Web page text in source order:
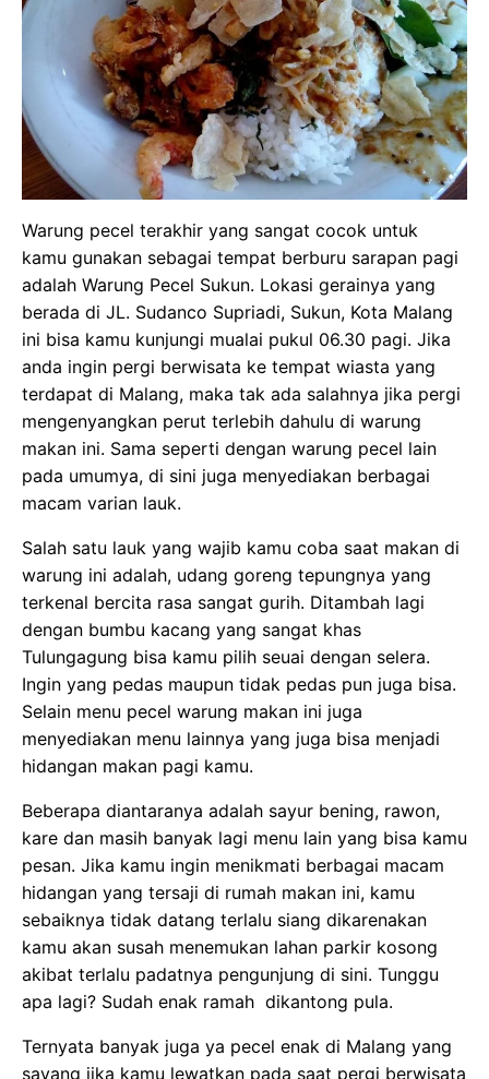
Warung pecel terakhir yang sangat cocok untuk
kamu gunakan sebagai tempat berburu sarapan pagi
adalah Warung Pecel Sukun. Lokasi gerainya yang
berada di JL. Sudanco Supriadi, Sukun, Kota Malang
ini bisa kamu kunjungi mualai pukul 06.30 pagi. Jika
anda ingin pergi berwisata ke tempat wiasta yang
terdapat di Malang, maka tak ada salahnya jika pergi
mengenyangkan perut terlebih dahulu di warung
makan ini. Sama seperti dengan warung pecel lain
pada umumya, di sini juga menyediakan berbagai
macam varian lauk.
Salah satu lauk yang wajib kamu coba saat makan di
warung ini adalah, udang goreng tepungnya yang
terkenal bercita rasa sangat gurih. Ditambah lagi
dengan bumbu kacang yang sangat khas
Tulungagung bisa kamu pilih seuai dengan selera.
Ingin yang pedas maupun tidak pedas pun juga bisa.
Selain menu pecel warung makan ini juga
menyediakan menu lainnya yang juga bisa menjadi
hidangan makan pagi kamu.
Beberapa diantaranya adalah sayur bening, rawon,
kare dan masih banyak lagi menu lain yang bisa kamu
pesan. Jika kamu ingin menikmati berbagai macam
hidangan yang tersaji di rumah makan ini, kamu
sebaiknya tidak datang terlalu siang dikarenakan
kamu akan susah menemukan lahan parkir kosong
akibat terlalu padatnya pengunjung di sini. Tunggu
apa lagi? Sudah enak ramah dikantong pula.
Ternyata banyak juga ya pecel enak di Malang yang
sayang jika kamu lewatkan pada saat pergi berwisata